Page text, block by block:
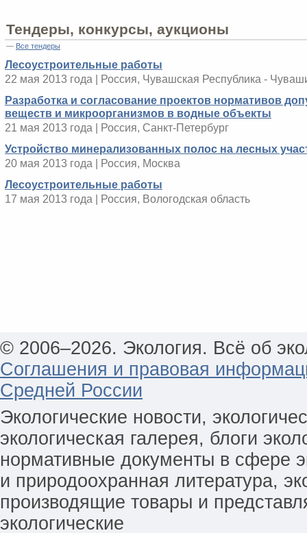
Тендеры, конкурсы, аукционы
— Все тендеры
Лесоустроительные работы
22 мая 2013 года | Россия, Чувашская Республика -
Разработка и согласование проектов нормативов
веществ и микроорганизмов в водные объекты
21 мая 2013 года | Россия, Санкт-Петербург
Устройство минерализованных полос на лесных
20 мая 2013 года | Россия, Москва
Лесоустроительные работы
17 мая 2013 года | Россия, Вологодская область
© 2006–2026. Экология. Всё об
Соглашения и правовая
Средней России
Экологические новости,
экологическая галерея, блоги
нормативные документы в сфере
и природоохранная литература,
производящие товары и
экологические